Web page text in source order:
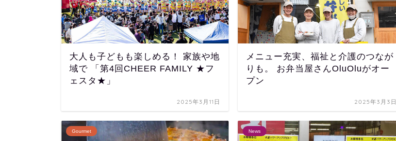
大人も子どもも楽しめる！ 家族や地
域で 「第4回CHEER FAMILY ★フ
ェスタ★」
2025年3月11日
メニュー充実、福祉と介護のつなが
りも。 お弁当屋さんOluOluがオー
プン
2025年3月3日
Gourmet News